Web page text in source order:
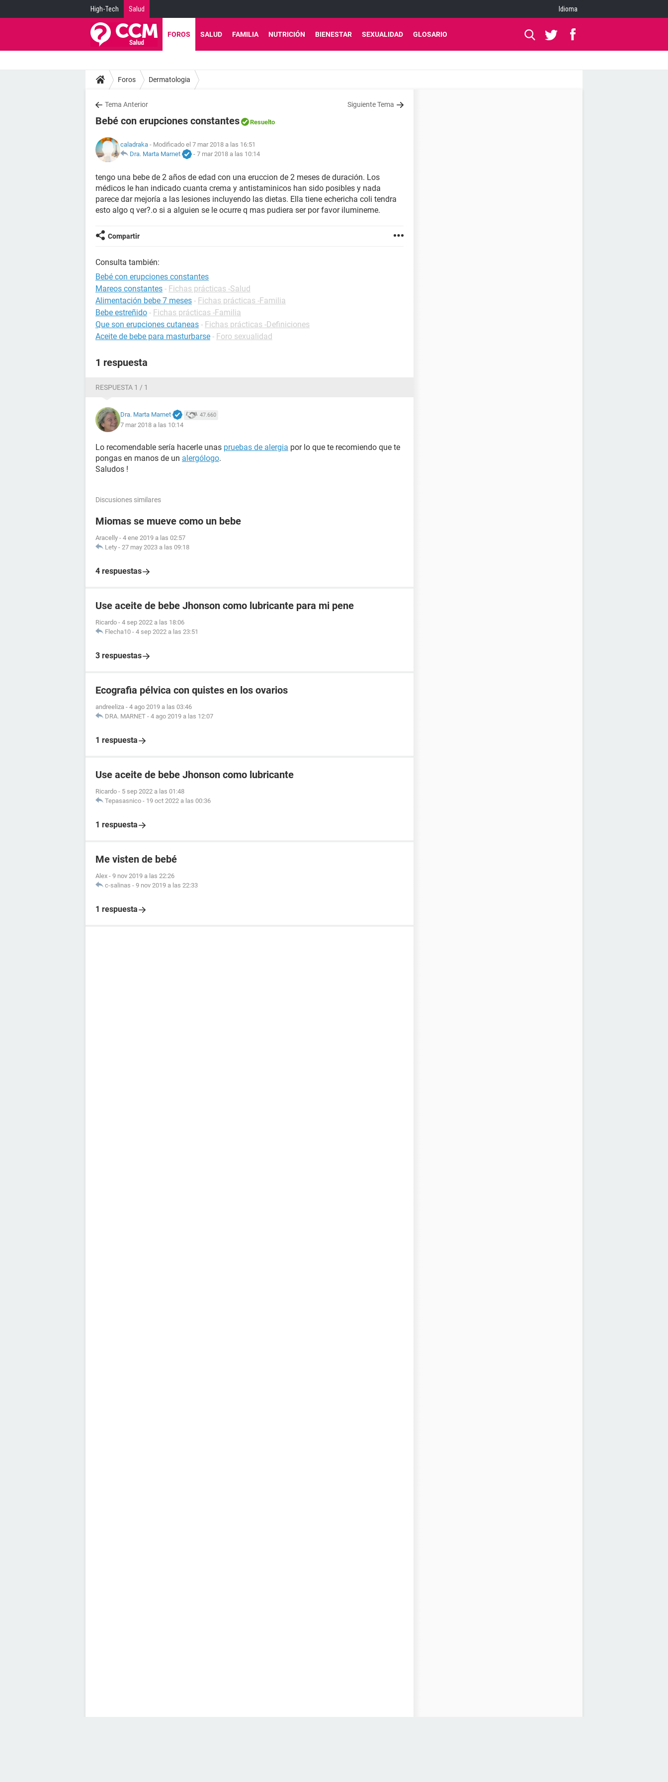
High-Tech Salud Idioma
FOROS SALUD FAMILIA NUTRICIÓN BIENESTAR SEXUALIDAD GLOSARIO
Foros Dermatologia
Tema Anterior Siguiente Tema
Bebé con erupciones constantes Resuelto
caladraka - Modificado el 7 mar 2018 a las 16:51
Dra. Marta Marnet
- 7 mar 2018 a las 10:14
tengo una bebe de 2 años de edad con una eruccion de 2 meses de duración. Los
médicos le han indicado cuanta crema y antistaminicos han sido posibles y nada
parece dar mejoría a las lesiones incluyendo las dietas. Ella tiene echericha coli tendra
esto algo q ver?.o si a alguien se le ocurre q mas pudiera ser por favor ilumineme.
Compartir
Consulta también:
Bebé con erupciones constantes
Mareos constantes - Fichas prácticas -Salud
Alimentación bebe 7 meses - Fichas prácticas -Familia
Bebe estreñido - Fichas prácticas -Familia
Que son erupciones cutaneas - Fichas prácticas -Definiciones
Aceite de bebe para masturbarse - Foro sexualidad
1 respuesta
RESPUESTA 1 / 1
Dra. Marta Marnet 47.660
7 mar 2018 a las 10:14
Lo recomendable sería hacerle unas pruebas de alergia por lo que te recomiendo que te
pongas en manos de un alergólogo.
Saludos !
Discusiones similares
Miomas se mueve como un bebe
Aracelly - 4 ene 2019 a las 02:57
Lety - 27 may 2023 a las 09:18
4 respuestas
Use aceite de bebe Jhonson como lubricante para mi pene
Ricardo - 4 sep 2022 a las 18:06
Flecha10 - 4 sep 2022 a las 23:51
3 respuestas
Ecografia pélvica con quistes en los ovarios
andreeliza - 4 ago 2019 a las 03:46
DRA. MARNET - 4 ago 2019 a las 12:07
1 respuesta
Use aceite de bebe Jhonson como lubricante
Ricardo - 5 sep 2022 a las 01:48
Tepasasnico - 19 oct 2022 a las 00:36
1 respuesta
Me visten de bebé
Alex - 9 nov 2019 a las 22:26
c-salinas - 9 nov 2019 a las 22:33
1 respuesta